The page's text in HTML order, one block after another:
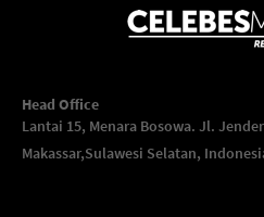
Head Office
Lantai 15, Menara Bosowa. Jl.
Makassar,Sulawesi Selatan,